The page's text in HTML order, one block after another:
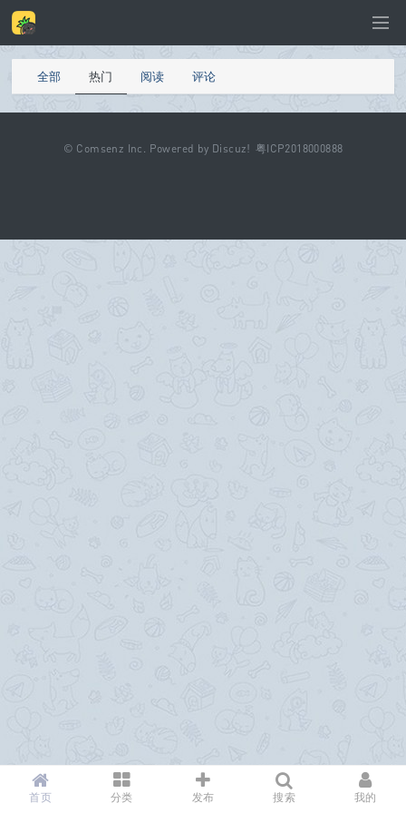
全部 热门 阅读 评论
首页 分类 发布 搜索 我的
© Comsenz Inc. Powered by Discuz! 粤ICP2018000888